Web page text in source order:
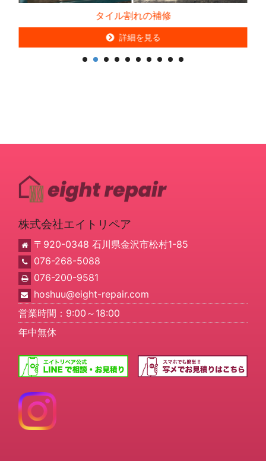
カウンターの塗装補修
詳細を見る
詳細を見る
株式会社エイトリペア
〒920-0348 石川県金沢市松村1-85
076-268-5088
076-200-9581
hoshuu@eight-repair.com
営業時間：9:00～18:00
年中無休